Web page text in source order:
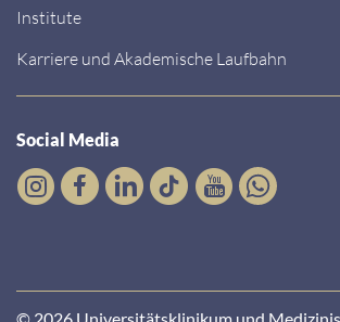
Institute
Karriere und Akademische Laufbahn
Social Media